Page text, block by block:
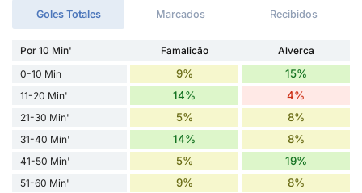
Goles Totales Marcados Recibidos
Por 10 Min' Famalicão
Alverca
0-10 Min
9% 15%
11-20 Min' 14% 4%
21-30 Min' 5% 8%
31-40 Min' 14% 8%
41-50 Min' 5% 19%
51-60 Min' 9% 8%